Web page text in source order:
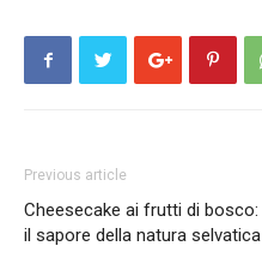
Previous article
Cheesecake ai frutti di bosco:
il sapore della natura selvatica